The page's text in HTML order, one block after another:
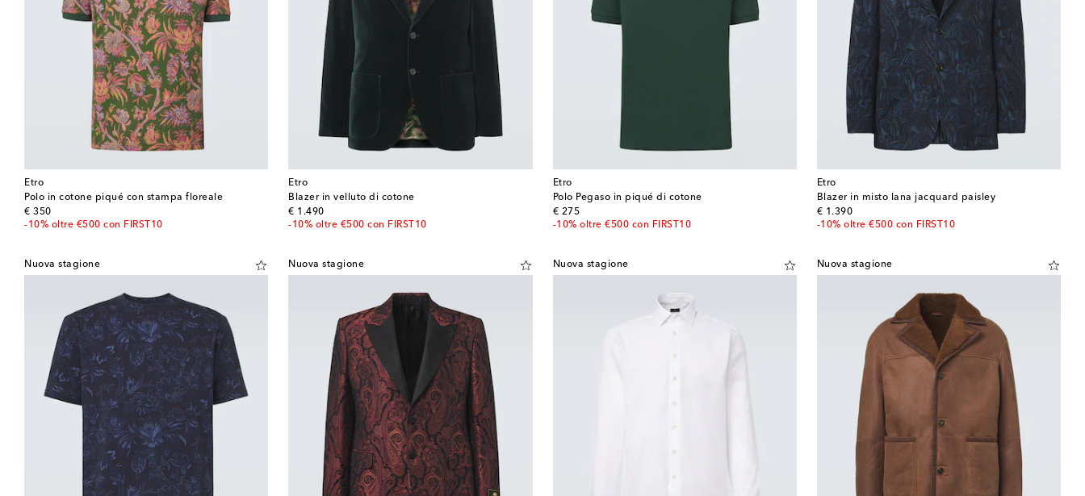
Etro
Polo in cotone piqué con stampa floreale
€ 350
original price
-10% oltre €500 con FIRST10
Etro
Blazer in velluto di cotone
€ 1.490
original price
-10% oltre €500 con FIRST10
Etro
Polo Pegaso in piqué di cotone
€ 275
original price
-10% oltre €500 con FIRST10
Etro
Blazer in misto lana jacquard paisley
€ 1.390
original price
-10% oltre €500 con FIRST10
Nuova stagione Nuova stagione Nuova stagione Nuova stagione